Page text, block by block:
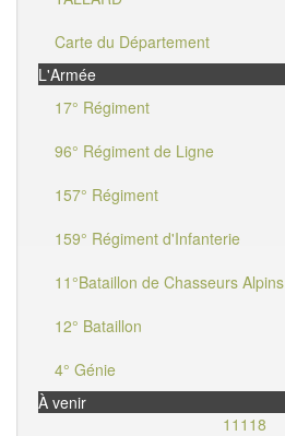
Carte du Département
L'Armée
17° Régiment
96° Régiment de Ligne
157° Régiment
159° Régiment d'Infanterie
11°Bataillon de Chasseurs Alpins
12° Bataillon
4° Génie
À venir
11118